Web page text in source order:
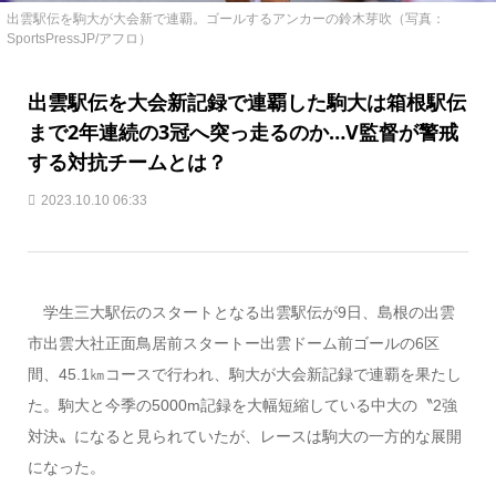
出雲駅伝を駒大が大会新で連覇。ゴールするアンカーの鈴木芽吹（写真：
SportsPressJP/アフロ）
出雲駅伝を大会新記録で連覇した駒大は箱根駅伝
まで2年連続の3冠へ突っ走るのか…V監督が警戒
する対抗チームとは？
2023.10.10 06:33
学生三大駅伝のスタートとなる出雲駅伝が9日、島根の出雲
市出雲大社正面鳥居前スタートー出雲ドーム前ゴールの6区
間、45.1㎞コースで行われ、駒大が大会新記録で連覇を果たし
た。駒大と今季の5000m記録を大幅短縮している中大の〝2強
対決〟になると見られていたが、レースは駒大の一方的な展開
になった。